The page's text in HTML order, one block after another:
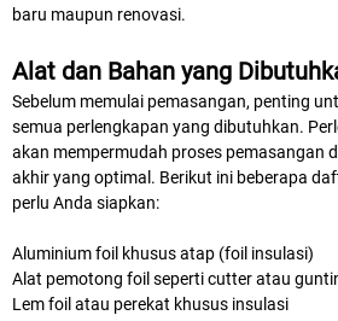
baru maupun renovasi.
Alat dan Bahan yang
Sebelum memulai pemasangan, penting
semua perlengkapan yang dibutuhkan.
akan mempermudah proses pemasangan
akhir yang optimal. Berikut ini beberapa
perlu Anda siapkan:
Aluminium foil khusus atap (foil insulasi)
Alat pemotong foil seperti cutter atau
Lem foil atau perekat khusus insulasi